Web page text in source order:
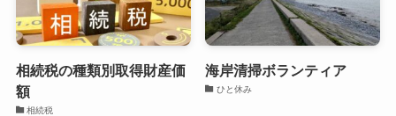
相続税の種類別取得財産価
額
相続税
海岸清掃ボランティア
ひと休み